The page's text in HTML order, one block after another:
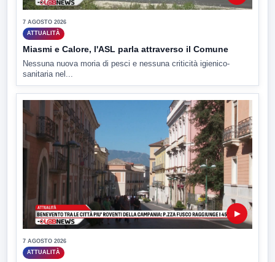
7 AGOSTO 2026
ATTUALITÀ
Miasmi e Calore, l'ASL parla attraverso il Comune
Nessuna nuova moria di pesci e nessuna criticità igienico-
sanitaria nel...
▶
7 AGOSTO 2026
ATTUALITÀ